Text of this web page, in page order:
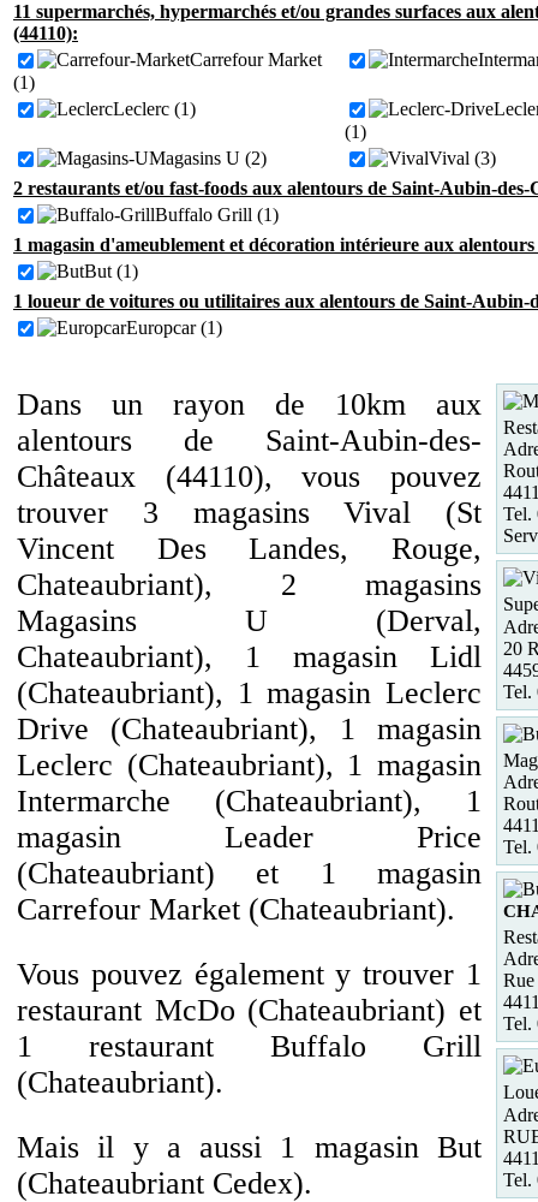
11 supermarchés, hypermarchés et/ou grandes surfaces aux
(44110):
Carrefour Market
(1)
Leclerc (1)
(1)
Magasins U (2)
Vival (3)
2 restaurants et/ou fast-foods aux alentours de Saint-Aubin-des-
Buffalo Grill (1)
1 magasin d'ameublement et décoration intérieure aux
But (1)
1 loueur de voitures ou utilitaires aux alentours de Saint-Aubin-
Europcar (1)
Dans un rayon de 10km aux
alentours de Saint-Aubin-des-
Châteaux (44110), vous pouvez
trouver 3 magasins Vival (St
Vincent Des Landes, Rouge,
Chateaubriant), 2 magasins
Magasins U (Derval,
Chateaubriant), 1 magasin Lidl
(Chateaubriant), 1 magasin Leclerc
Drive (Chateaubriant), 1 magasin
Leclerc (Chateaubriant), 1 magasin
Intermarche (Chateaubriant), 1
magasin Leader Price
(Chateaubriant) et 1 magasin
Carrefour Market (Chateaubriant).
Vous pouvez également y trouver 1
restaurant McDo (Chateaubriant) et
1 restaurant Buffalo Grill
(Chateaubriant).
Mais il y a aussi 1 magasin But
(Chateaubriant Cedex).
Tel.
20
Tel.
Tel.
Rue
Tel.
Tel.